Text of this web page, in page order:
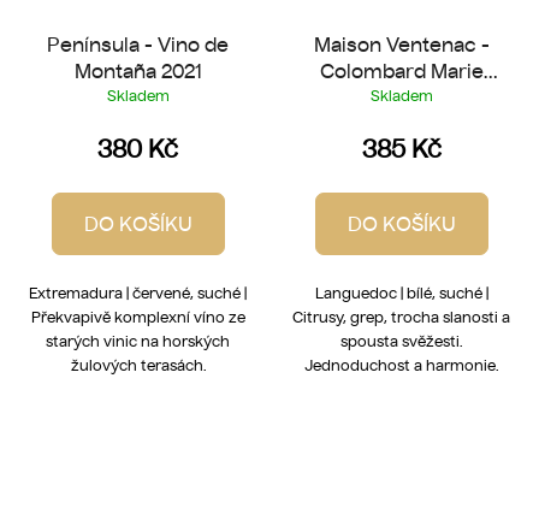
Península - Vino de
Montaña 2021
Skladem
380 Kč
DO KOŠÍKU
Extremadura | červené, suché |
Překvapivě komplexní víno ze
starých vinic na horských
žulových terasách.
Maison Ventenac -
Colombard Marie
2025
Skladem
385 Kč
DO KOŠÍKU
Languedoc | bílé, suché |
Citrusy, grep, trocha slanosti a
spousta svěžesti.
Jednoduchost a harmonie.